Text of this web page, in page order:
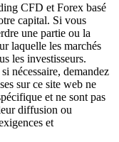
CFD et Forex basé
capital. Si vous
une partie ou la
laquelle les marchés
les investisseurs.
nécessaire, demandez
sur ce site web ne
et ne sont pas
diffusion ou
et